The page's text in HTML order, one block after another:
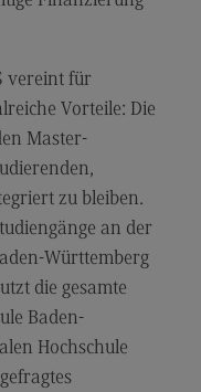
vereint für
Vorteile: Die
Master-
zu bleiben.
an der
Württemberg
die gesamte
Baden-
Hochschule